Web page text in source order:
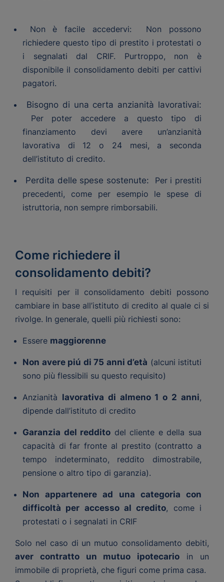
Non è facile accedervi: Non possono
richiedere questo tipo di prestito i protestati o
i segnalati dal CRIF. Purtroppo, non è
disponibile il consolidamento debiti per cattivi
pagatori.
Bisogno di una certa anzianità lavorativai:
Per poter accedere a questo tipo di
finanziamento devi avere un’anzianità
lavorativa di 12 o 24 mesi, a seconda
dell’istituto di credito.
Perdita delle spese sostenute:
Per i prestiti
precedenti, come per esempio le spese di
istruttoria, non sempre rimborsabili.
Come richiedere il
consolidamento debiti?
I requisiti per il consolidamento debiti possono
cambiare in base all’istituto di credito al quale ci si
rivolge. In generale, quelli più richiesti sono:
Essere maggiorenne
Non avere piú di 75 anni d’età (alcuni istituti
sono più flessibili su questo requisito)
Anzianità lavorativa di almeno 1 o 2 anni,
dipende dall’istituto di credito
Garanzia del reddito del cliente e della sua
capacità di far fronte al prestito (contratto a
tempo indeterminato, reddito dimostrabile,
pensione o altro tipo di garanzia).
Non appartenere ad una categoria con
difficoltà per accesso al credito, come i
protestati o i segnalati in CRIF
Solo nel caso di un mutuo consolidamento debiti,
aver contratto un mutuo ipotecario in un
immobile di proprietà, che figuri come prima casa.